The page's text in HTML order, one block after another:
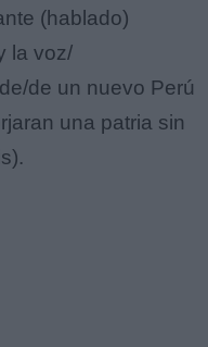
(hablado)
la voz/
de un nuevo Perú
una patria sin